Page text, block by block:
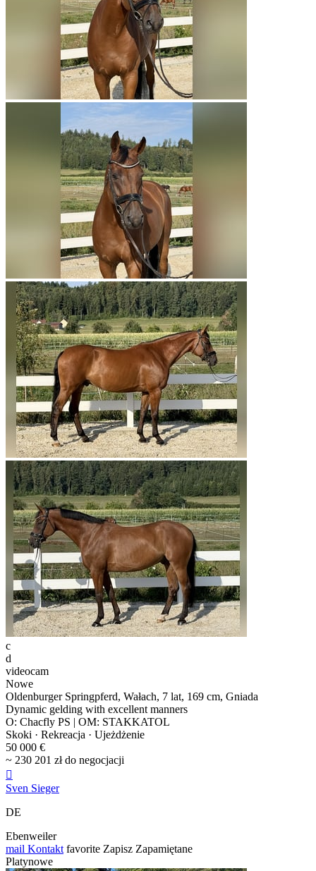
c
d
videocam
Nowe
Oldenburger Springpferd, Wałach, 7 lat, 169 cm, Gniada
Dynamic gelding with excellent manners
O: Chacfly PS | OM: STAKKATOL
Skoki · Rekreacja · Ujeżdżenie
50 000 €
~ 230 201 zł do negocjacji

Sven Sieger
DE
Ebenweiler
mail Kontakt favorite Zapisz Zapamiętane
Platynowe